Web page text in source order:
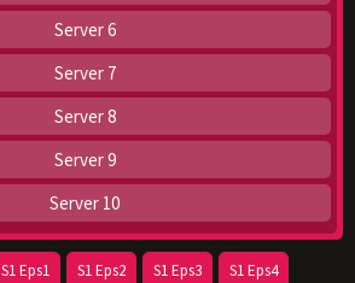
Server 6
Server 7
Server 8
Server 9
Server 10
S1 Eps1 S1 Eps2 S1 Eps3 S1 Eps4